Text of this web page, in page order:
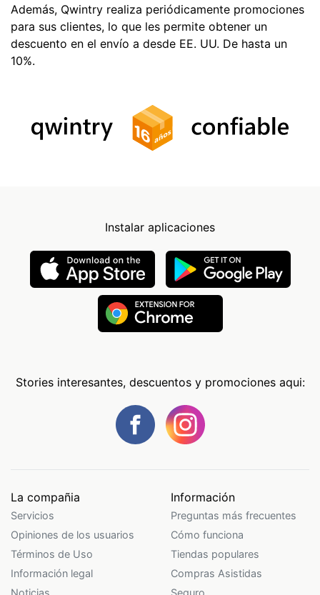
Además, Qwintry realiza periódicamente promociones
para sus clientes, lo que les permite obtener un
descuento en el envío a desde EE. UU. De hasta un
10%.
Instalar aplicaciones
Stories interesantes, descuentos y promociones aqui:
La compañia
Servicios
Opiniones de los usuarios
Términos de Uso
Información legal
Información
Preguntas más frecuentes
Cómo funciona
Tiendas populares
Compras Asistidas